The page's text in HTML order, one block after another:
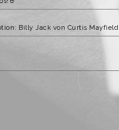
Billy Jack von Curtis Mayfield